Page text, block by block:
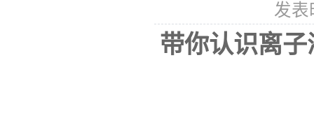
发表
带你认识离